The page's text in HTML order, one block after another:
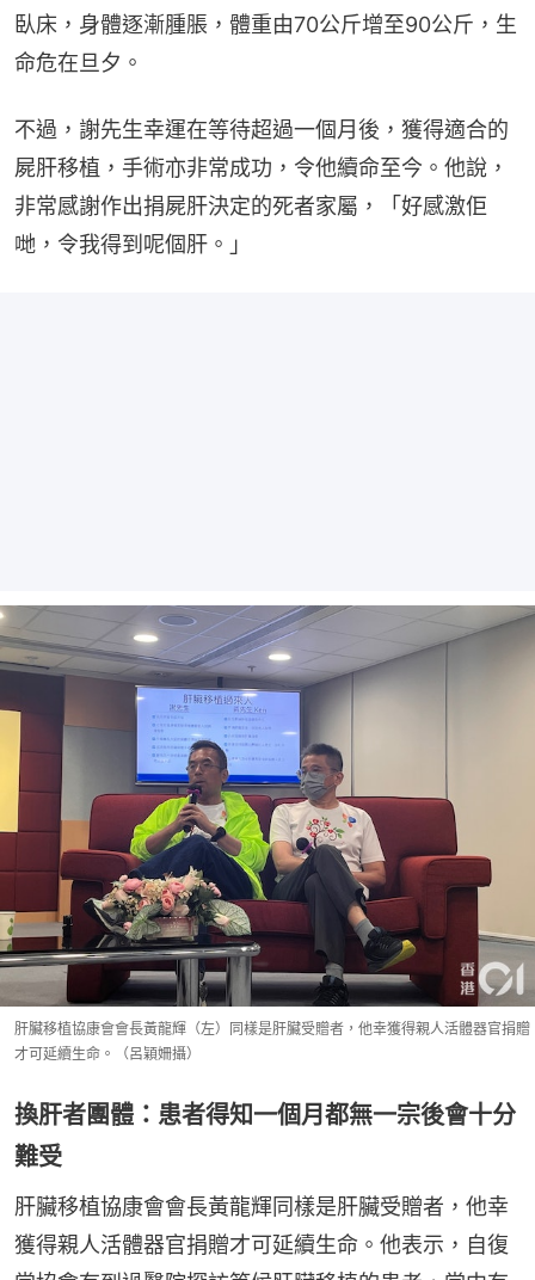
臥床，身體逐漸腫脹，體重由70公斤增至90公斤，生
命危在旦夕。
不過，謝先生幸運在等待超過一個月後，獲得適合的
屍肝移植，手術亦非常成功，令他續命至今。他說，
非常感謝作出捐屍肝決定的死者家屬，「好感激佢
哋，令我得到呢個肝。」
肝臟移植協康會會長黃龍輝（左）同樣是肝臟受贈者，他幸獲得親人活體器官捐贈
才可延續生命。（呂穎姍攝）
換肝者團體：患者得知一個月都無一宗後會十分
難受
肝臟移植協康會會長黃龍輝同樣是肝臟受贈者，他幸
獲得親人活體器官捐贈才可延續生命。他表示，自復